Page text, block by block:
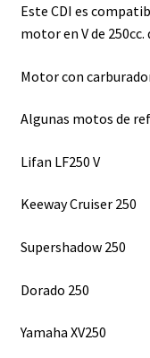
Este CDI es
motor en V de
Motor con
Algunas motos de
Lifan LF250 V
Keeway Cruiser 250
Supershadow 250
Dorado 250
Yamaha XV250